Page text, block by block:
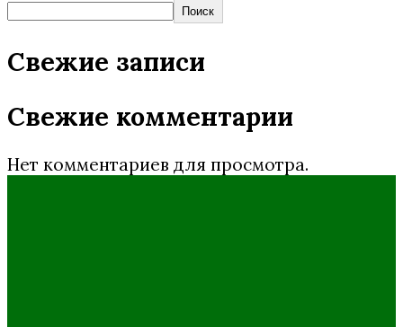
Поиск
Свежие записи
Свежие комментарии
Нет комментариев для просмотра.